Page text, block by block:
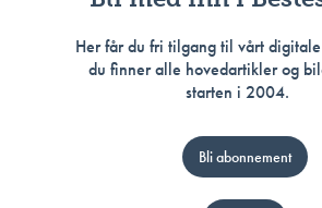
Her får du fri tilgang til vårt
du finner alle hovedartikler og
starten i 2004.
Bli abonnement